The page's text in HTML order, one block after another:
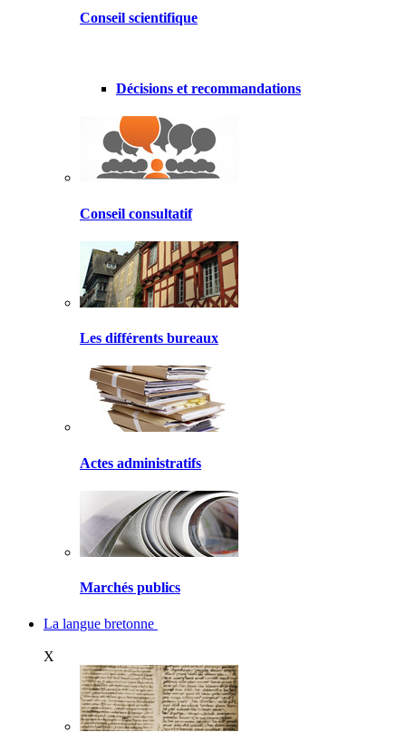
Conseil scientifique
Décisions et recommandations
Conseil consultatif
Les différents bureaux
Actes administratifs
Marchés publics
La langue bretonne
X